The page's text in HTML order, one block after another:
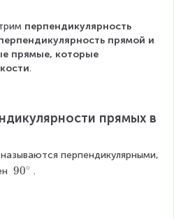
перпендикулярность
прямой и
прямые, которые
.
прямых в
перпендикулярными,
9
90∘ .